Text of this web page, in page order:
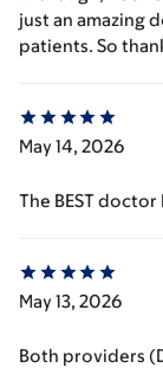
just an amazing
patients. So
May 14, 2026
The BEST doctor
May 13, 2026
Both providers